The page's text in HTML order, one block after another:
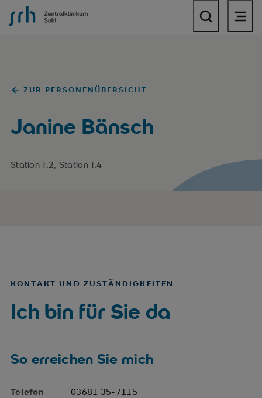
SRH Zentralklinikum Suhl
ZUR PERSONENÜBERSICHT
Janine Bänsch
Station 1.2, Station 1.4
KONTAKT UND ZUSTÄNDIGKEITEN
Ich bin für Sie da
So erreichen Sie mich
Telefon
03681 35-7115